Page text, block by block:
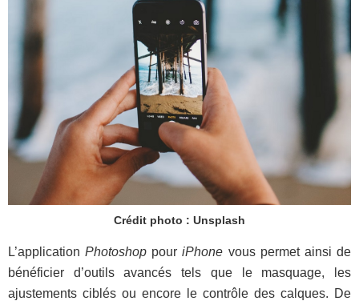
Crédit photo : Unsplash
L’applicationPhotoshop pouriPhone vous permet ainsi de
bénéficier d’outils avancés tels que le masquage, les
ajustements ciblés ou encore le contrôle des calques. De